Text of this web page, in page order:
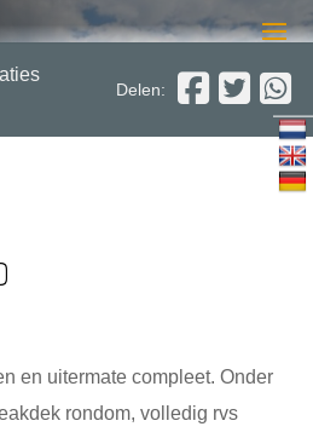
Delen:
en uitermate compleet. Onder
rondom, volledig rvs